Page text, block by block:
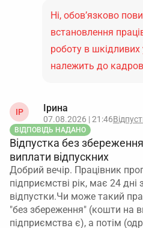
Ні, обов’язково
встановлення
роботу в шкідливих
належить до
ІР Ірина
07.08.2026 | 21:46
ВІДПОВІДЬ НАДАНО
Відпустка без
виплати відпускних
Добрий вечір. Працівник
підприємстві рік, має 24 дні
відпустки.Чи може такий
"без збереження" (кошти на
підприємства є), а потім